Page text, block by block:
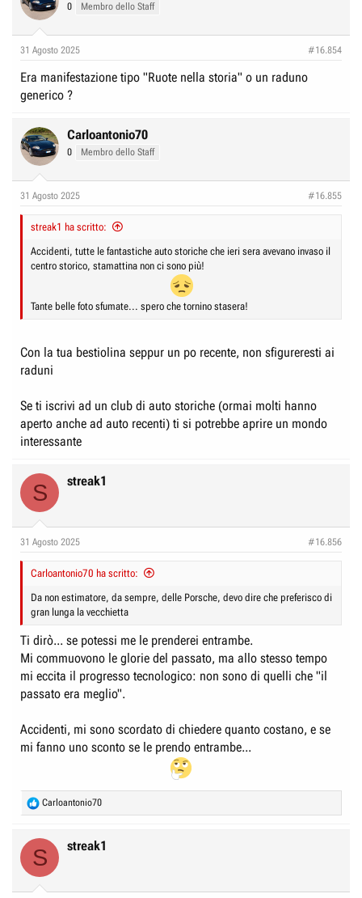
0 Membro dello Staff
31 Agosto 2025 #16.854
Era manifestazione tipo "Ruote nella storia" o un raduno
generico ?
Carloantonio70
0 Membro dello Staff
31 Agosto 2025 #16.855
streak1 ha scritto:
Accidenti, tutte le fantastiche auto storiche che ieri sera avevano invaso il
centro storico, stamattina non ci sono più!
Tante belle foto sfumate... spero che tornino stasera!
Con la tua bestiolina seppur un po recente, non sfigureresti ai
raduni
Se ti iscrivi ad un club di auto storiche (ormai molti hanno
aperto anche ad auto recenti) ti si potrebbe aprire un mondo
interessante
S streak1
31 Agosto 2025 #16.856
Carloantonio70 ha scritto:
Da non estimatore, da sempre, delle Porsche, devo dire che preferisco di
gran lunga la vecchietta
Ti dirò... se potessi me le prenderei entrambe.
Mi commuovono le glorie del passato, ma allo stesso tempo
mi eccita il progresso tecnologico: non sono di quelli che "il
passato era meglio".
Accidenti, mi sono scordato di chiedere quanto costano, e se
mi fanno uno sconto se le prendo entrambe...
R
e
t
Carloantonio70
S streak1